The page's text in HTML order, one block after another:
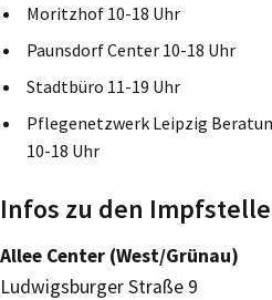
Moritzhof 10-18 Uhr
Paunsdorf Center 10-18 Uhr
Stadtbüro 11-19 Uhr
Pflegenetzwerk Leipzig
10-18 Uhr
Infos zu den
Allee Center (West/Grünau)
Ludwigsburger Straße 9